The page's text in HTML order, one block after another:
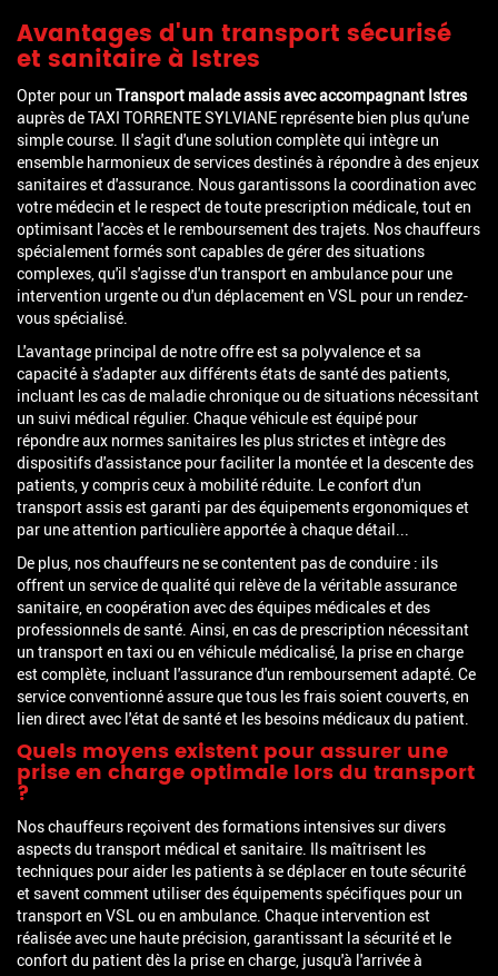
Avantages d'un transport sécurisé
et sanitaire à Istres
Opter pour un Transport malade assis avec accompagnant Istres
auprès de TAXI TORRENTE SYLVIANE représente bien plus qu'une
simple course. Il s'agit d'une solution complète qui intègre un
ensemble harmonieux de services destinés à répondre à des enjeux
sanitaires et d'assurance. Nous garantissons la coordination avec
votre médecin et le respect de toute prescription médicale, tout en
optimisant l'accès et le remboursement des trajets. Nos chauffeurs
spécialement formés sont capables de gérer des situations
complexes, qu'il s'agisse d'un transport en ambulance pour une
intervention urgente ou d'un déplacement en VSL pour un rendez-
vous spécialisé.
L'avantage principal de notre offre est sa polyvalence et sa
capacité à s'adapter aux différents états de santé des patients,
incluant les cas de maladie chronique ou de situations nécessitant
un suivi médical régulier. Chaque véhicule est équipé pour
répondre aux normes sanitaires les plus strictes et intègre des
dispositifs d'assistance pour faciliter la montée et la descente des
patients, y compris ceux à mobilité réduite. Le confort d'un
transport assis est garanti par des équipements ergonomiques et
par une attention particulière apportée à chaque détail...
De plus, nos chauffeurs ne se contentent pas de conduire : ils
offrent un service de qualité qui relève de la véritable assurance
sanitaire, en coopération avec des équipes médicales et des
professionnels de santé. Ainsi, en cas de prescription nécessitant
un transport en taxi ou en véhicule médicalisé, la prise en charge
est complète, incluant l'assurance d'un remboursement adapté. Ce
service conventionné assure que tous les frais soient couverts, en
lien direct avec l'état de santé et les besoins médicaux du patient.
Quels moyens existent pour assurer une
prise en charge optimale lors du transport
?
Nos chauffeurs reçoivent des formations intensives sur divers
aspects du transport médical et sanitaire. Ils maîtrisent les
techniques pour aider les patients à se déplacer en toute sécurité
et savent comment utiliser des équipements spécifiques pour un
transport en VSL ou en ambulance. Chaque intervention est
réalisée avec une haute précision, garantissant la sécurité et le
confort du patient dès la prise en charge, jusqu'à l'arrivée à